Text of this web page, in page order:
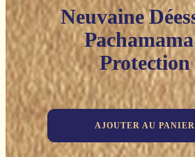
Neuvaine
Protection
AJOUTER AU PANIER